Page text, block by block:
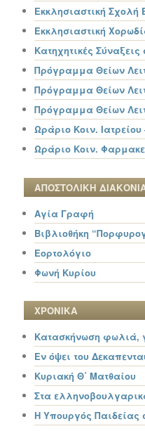
Εκκλησιαστική Σχολή
Εκκλησιαστική
Κατηχητικές Σύναξεις
Πρόγραμμα Θείων
Πρόγραμμα Θείων
Πρόγραμμα Θείων
Ωράριο Κοιν.
Ωράριο Κοιν.
ΑΠΟΣΤΟΛΙΚΗ
Αγία Γραφή
Βιβλιοθήκη
Εορτολόγιο
Φωνή Κυρίου
ΧΡΟΝΙΚΑ
Κατασκήνωση φωλιά,
Εν όψει του
Κυριακή Θ΄ Ματθαίου
Στα
Η Υπουργός Παιδείας